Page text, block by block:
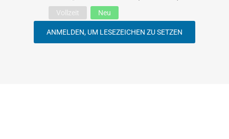
Vollzeit Neu
ANMELDEN, UM LESEZEICHEN ZU SETZEN